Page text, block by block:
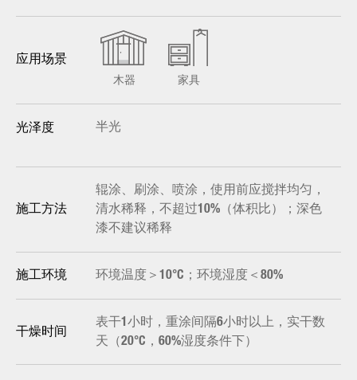
应用场景
木器 家具
光泽度 半光
施工方法
辊涂、刷涂、喷涂，使用前应搅拌均匀，
清水稀释，不超过10%（体积比）；深色
漆不建议稀释
施工环境 环境温度＞10°C；环境湿度＜80%
干燥时间
表干1小时，重涂间隔6小时以上，实干数
天（20°C，60%湿度条件下）